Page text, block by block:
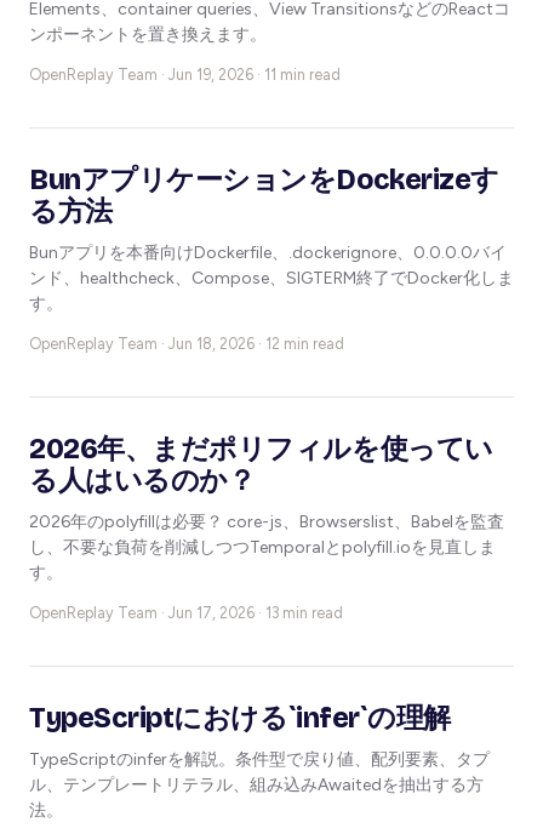
Elements、container queries、View TransitionsなどのReactコ
ンポーネントを置き換えます。
OpenReplay Team · Jun 19, 2026 · 11 min read
BunアプリケーションをDockerizeす
る方法
Bunアプリを本番向けDockerfile、.dockerignore、0.0.0.0バイ
ンド、healthcheck、Compose、SIGTERM終了でDocker化しま
す。
OpenReplay Team · Jun 18, 2026 · 12 min read
2026年、まだポリフィルを使ってい
る人はいるのか？
2026年のpolyfillは必要？ core-js、Browserslist、Babelを監査
し、不要な負荷を削減しつつTemporalとpolyfill.ioを見直しま
す。
OpenReplay Team · Jun 17, 2026 · 13 min read
TypeScriptにおける`infer`の理解
TypeScriptのinferを解説。条件型で戻り値、配列要素、タプ
ル、テンプレートリテラル、組み込みAwaitedを抽出する方
法。